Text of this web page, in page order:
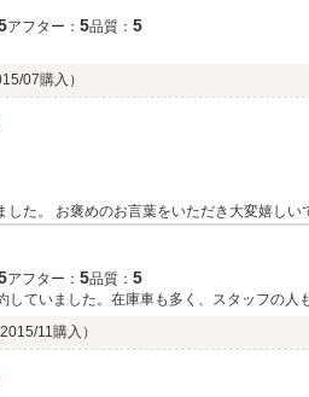
アフター： 5品質： 5
07購入）
た。 お褒めのお言葉をいただき大変嬉し
アフター： 5品質： 5
していました。在庫車も多く、スタッフの人
2015/11購入）